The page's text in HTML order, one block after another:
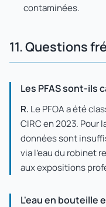
contaminées.
11. Questions
Les PFAS sont-ils
R. Le PFOA a été
CIRC en 2023. Pour
données sont
via l'eau du robinet
aux expositions
L'eau en bouteille